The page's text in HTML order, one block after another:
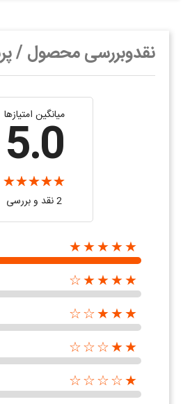
نقدوبررسی محصول /
میانگین امتیازها
5.0
2 نقد و بررسی‌‌
★★★★★
★★★★☆
★★★☆☆
★★☆☆☆
★☆☆☆☆